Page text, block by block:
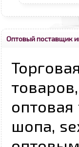
Оптовый поставщик
шопа,